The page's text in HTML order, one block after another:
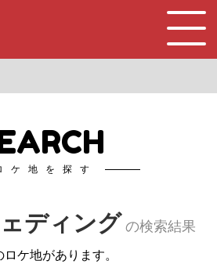
ケ地を探す
ディング の検索結果
ケ地があります。